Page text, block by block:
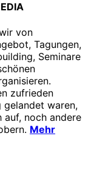
von
Tagungen,
Seminare
zufrieden
gelandet waren,
auf, noch andere
Mehr